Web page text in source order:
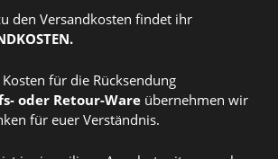
den Versandkosten findet ihr
.
Kosten für die Rücksendung
- oder Retour-Ware übernehmen wir
für euer Verständnis.